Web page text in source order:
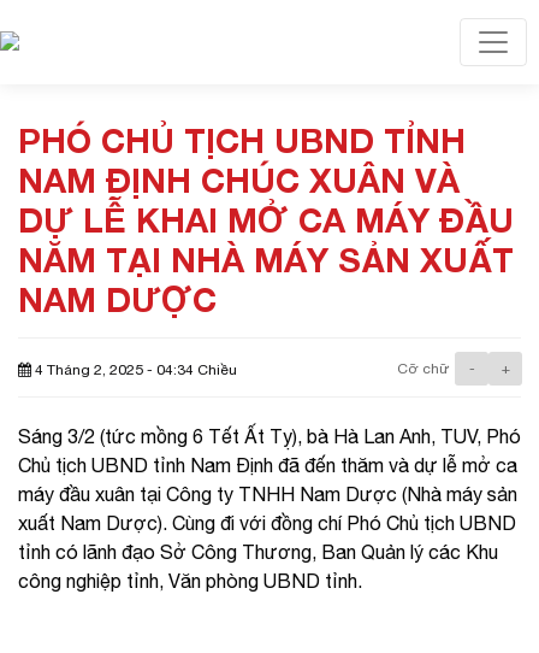
PHÓ CHỦ TỊCH UBND TỈNH
NAM ĐỊNH CHÚC XUÂN VÀ
DỰ LỄ KHAI MỞ CA MÁY ĐẦU
NĂM TẠI NHÀ MÁY SẢN XUẤT
NAM DƯỢC
4 Tháng 2, 2025 - 04:34 Chiều Cỡ chữ - +
Sáng 3/2 (tức mồng 6 Tết Ất Tỵ), bà Hà Lan Anh, TUV, Phó
Chủ tịch UBND tỉnh Nam Định đã đến thăm và dự lễ mở ca
máy đầu xuân tại Công ty TNHH Nam Dược (Nhà máy sản
xuất Nam Dược). Cùng đi với đồng chí Phó Chủ tịch UBND
tỉnh có lãnh đạo Sở Công Thương, Ban Quản lý các Khu
công nghiệp tỉnh, Văn phòng UBND tỉnh.